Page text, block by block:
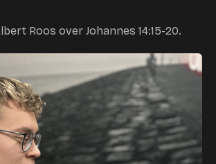
Roos over Johannes 14:15-20.